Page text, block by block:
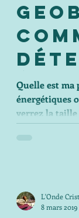
Quelle est ma
énergétiques
verrez la taille
L'Onde
8 mars 2019